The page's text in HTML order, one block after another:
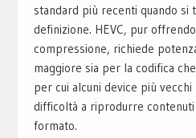
standard più recenti quando si
definizione. HEVC, pur
compressione, richiede
maggiore sia per la codifica
per cui alcuni device più
difficoltà a riprodurre
formato.